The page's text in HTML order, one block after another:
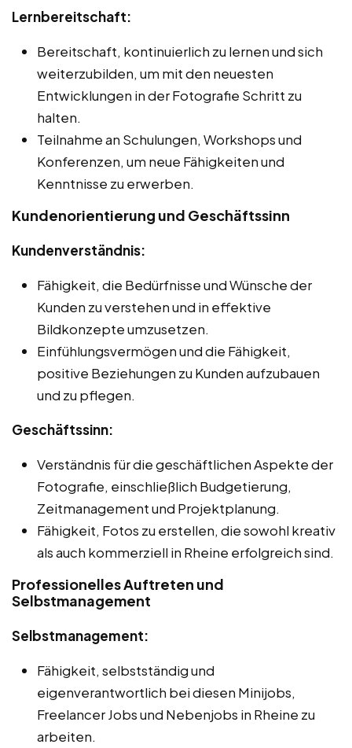
Lernbereitschaft:
Bereitschaft, kontinuierlich zu lernen und sich
weiterzubilden, um mit den neuesten
Entwicklungen in der Fotografie Schritt zu
halten.
Teilnahme an Schulungen, Workshops und
Konferenzen, um neue Fähigkeiten und
Kenntnisse zu erwerben.
Kundenorientierung und Geschäftssinn
Kundenverständnis:
Fähigkeit, die Bedürfnisse und Wünsche der
Kunden zu verstehen und in effektive
Bildkonzepte umzusetzen.
Einfühlungsvermögen und die Fähigkeit,
positive Beziehungen zu Kunden aufzubauen
und zu pflegen.
Geschäftssinn:
Verständnis für die geschäftlichen Aspekte der
Fotografie, einschließlich Budgetierung,
Zeitmanagement und Projektplanung.
Fähigkeit, Fotos zu erstellen, die sowohl kreativ
als auch kommerziell in Rheine erfolgreich sind.
Professionelles Auftreten und
Selbstmanagement
Selbstmanagement:
Fähigkeit, selbstständig und
eigenverantwortlich bei diesen Minijobs,
Freelancer Jobs und Nebenjobs in Rheine zu
arbeiten.